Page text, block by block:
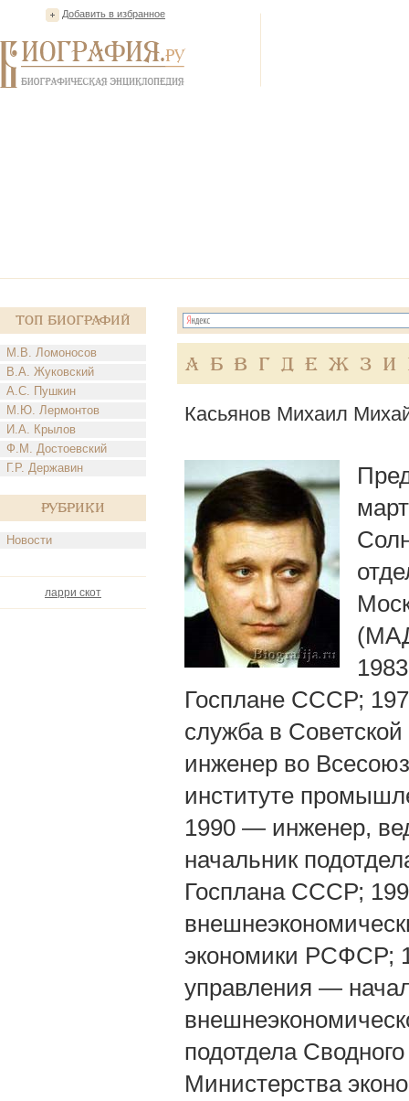
Добавить в избранное
Топ Биографий
М.В. Ломоносов
В.А. Жуковский
А.С. Пушкин
М.Ю. Лермонтов
И.А. Крылов
Ф.М. Достоевский
Г.Р. Державин
Рубрики
Новости
ларри скот
А Б В Г Д Е Ж З И
Касьянов Михаил
Госплане СССР;
служба в
инженер во
институте
1990 — инженер,
начальник
Госплана СССР;
экономики РСФСР;
управления —
подотдела
Министерства